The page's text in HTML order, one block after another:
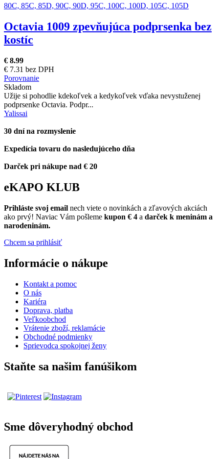
80C, 85C, 85D, 90C, 90D, 95C, 100C, 100D, 105C, 105D
Octavia 1009 zpevňujúca podprsenka bez
kostíc
€ 8.99
€ 7.31 bez DPH
Porovnanie
Skladom
Užije si pohodlie kdekoľvek a kedykoľvek vďaka nevystuženej
podprsenke Octavia. Podpr...
Yalissai
30 dní na rozmyslenie
Expedícia tovaru do nasledujúceho dňa
Darček pri nákupe nad € 20
eKAPO KLUB
Prihláste svoj email nech viete o novinkách a zľavových akciách
ako prvý! Naviac Vám pošleme kupon € 4 a darček k meninám a
narodeninám.
Chcem sa prihlásiť
Informácie o nákupe
Kontakt a pomoc
O nás
Kariéra
Doprava, platba
Veľkoobchod
Vrátenie zboží, reklamácie
Obchodné podmienky
Sprievodca spokojnej ženy
Staňte sa našim fanúšikom
Sme dôveryhodný obchod